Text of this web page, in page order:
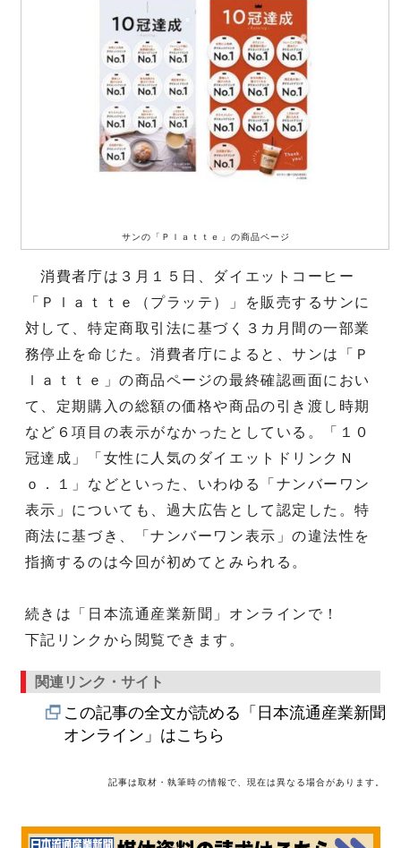
サンの「Ｐｌａｔｔｅ」の商品ページ
消費者庁は３月１５日、ダイエットコーヒー
「Ｐｌａｔｔｅ（プラッテ）」を販売するサンに
対して、特定商取引法に基づく３カ月間の一部業
務停止を命じた。消費者庁によると、サンは「Ｐ
ｌａｔｔｅ」の商品ページの最終確認画面におい
て、定期購入の総額の価格や商品の引き渡し時期
など６項目の表示がなかったとしている。「１０
冠達成」「女性に人気のダイエットドリンクＮ
ｏ．１」などといった、いわゆる「ナンバーワン
表示」についても、過大広告として認定した。特
商法に基づき、「ナンバーワン表示」の違法性を
指摘するのは今回が初めてとみられる。
続きは「日本流通産業新聞」オンラインで！
下記リンクから閲覧できます。
関連リンク・サイト
この記事の全文が読める「日本流通産業新聞
オンライン」はこちら
記事は取材・執筆時の情報で、現在は異なる場合があります。